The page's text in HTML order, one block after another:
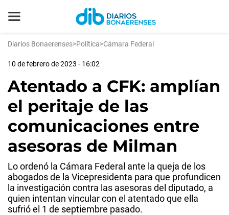
Diarios Bonaerenses>Política>Cámara Federal
10 de febrero de 2023 - 16:02
Atentado a CFK: amplían
el peritaje de las
comunicaciones entre
asesoras de Milman
Lo ordenó la Cámara Federal ante la queja de los
abogados de la Vicepresidenta para que profundicen
la investigación contra las asesoras del diputado, a
quien intentan vincular con el atentado que ella
sufrió el 1 de septiembre pasado.